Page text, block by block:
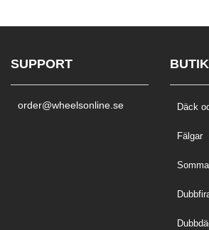
SUPPORT
order@wheelsonline.se
BUTIK
Däck
Fälgar